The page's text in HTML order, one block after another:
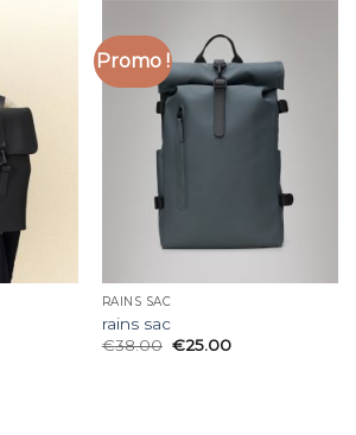
Promo !
RAINS SAC
rains sac
€38.00 €25.00